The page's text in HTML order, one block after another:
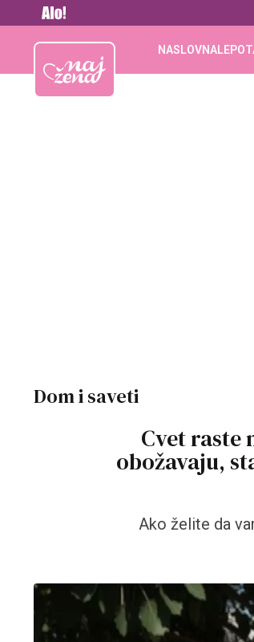
Najžena NASLOVNA
Dom i saveti
Cvet raste
obožavaju,
Ako želite da